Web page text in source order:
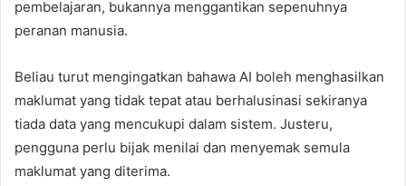
pembelajaran, bukannya menggantikan sepenuhnya
peranan manusia.
Beliau turut mengingatkan bahawa AI boleh menghasilkan
maklumat yang tidak tepat atau berhalusinasi sekiranya
tiada data yang mencukupi dalam sistem. Justeru,
pengguna perlu bijak menilai dan menyemak semula
maklumat yang diterima.